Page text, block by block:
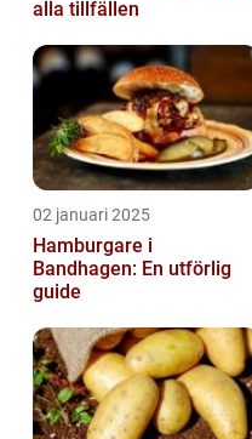
alla tillfällen
02 januari 2025
Hamburgare i
Bandhagen: En utförlig
guide